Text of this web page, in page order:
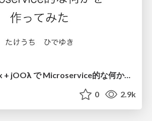
RxJava + Vert.x + jOOλ で Microservice的な何かを作ってみた
0 2.9k